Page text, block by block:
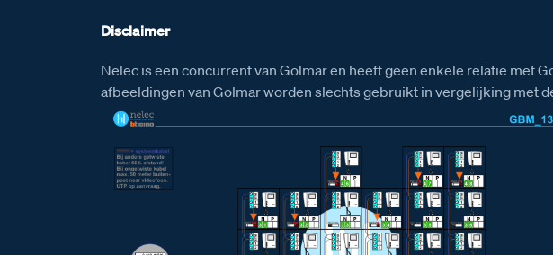
Disclaimer
Nelec is een concurrent van Golmar en heeft geen enkele relatie met
afbeeldingen van Golmar worden slechts gebruikt in vergelijking met